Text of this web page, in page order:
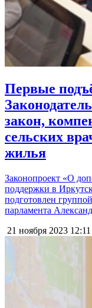
Первые
закон,
сельских
жилья
Законопроект «О
поддержки в
подготовлен
парламента
21 ноября 2023 12:11